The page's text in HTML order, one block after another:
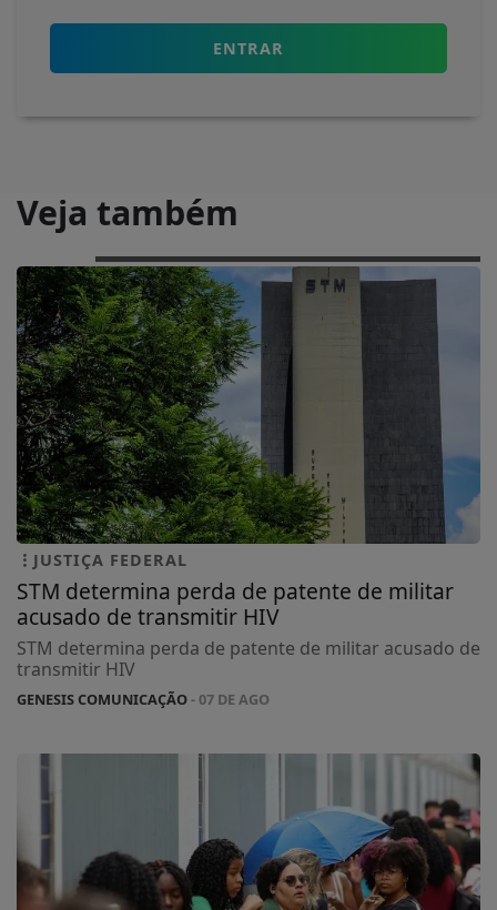
ENTRAR
Veja também
JUSTIÇA FEDERAL
STM determina perda de patente de militar
acusado de transmitir HIV
STM determina perda de patente de militar acusado de
transmitir HIV
GENESIS COMUNICAÇÃO- 07 DE AGO